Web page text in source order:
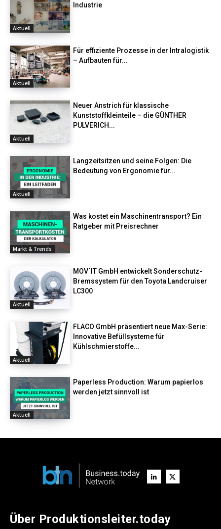
Aktuell
Industrie
Aktuell
Für effiziente Prozesse in der Intralogistik
– Aufbauten für...
Aktuell
Neuer Anstrich für klassische
Kunststoffkleinteile – die GÜNTHER
PULVERICH...
Aktuell
Langzeitsitzen und seine Folgen: Die
Bedeutung von Ergonomie für...
Markt & Trends
Was kostet ein Maschinentransport? Ein
Ratgeber mit Preisrechner
Aktuell
MOV´IT GmbH entwickelt Sonderschutz-
Bremssystem für den Toyota Landcruiser
LC300
Aktuell
FLACO GmbH präsentiert neue Max-Serie:
Innovative Befüllsysteme für
Kühlschmierstoffe...
Aktuell
Paperless Production: Warum papierlos
werden jetzt sinnvoll ist
Über Produktionsleiter.today